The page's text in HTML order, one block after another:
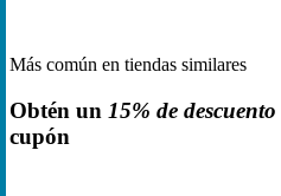
Más común en tiendas similares
Obtén un 15% de descuento
cupón